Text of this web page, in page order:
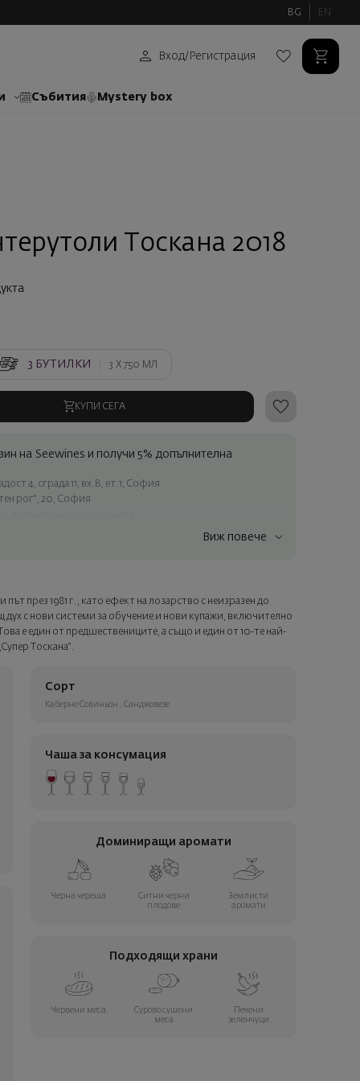
BG EN
Вход/ Регистрация
Събития Mystery box
Тоскана 2018
3 БУТИЛКИ 3 X 750 МЛ
КУПИ СЕГА
на Seewines и получи 5% допълнителна
4, сграда 11, вх.В, ет.1, София
рог", 20, София
страна
опаковка и персонализирана картичка с ваше пожелание.
стъпка от поръчката.
Виж повече
път през 1981 г., като ефект на лозарство с неизразен до
с нови системи за обучение и нови купажи, включително
е един от предшествениците, а също и един от 10-те най-
Тоскана“.
Сорт
Каберне Совиньон Санджовезе
Чаша за консумация
Доминиращи аромати
Черна череша
Ситни черни
плодове
Землисти
аромати
Подходящи храни
Червени меса
Сурово сушени
меса
Печени
зеленчуци